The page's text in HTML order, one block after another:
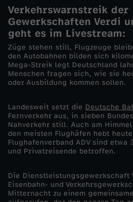
S
o
l
e
g
t
d
e
r
Verkehrswarnstreik der
Gewerkschaften Verdi
geht es im Livestream:
Züge stehen still, Flugzeuge
den Autobahnen bilden sich
Mega-Streik legt Deutschland
Menschen fragen sich, wie sie
oder Ausbildung kommen sollen.
Landesweit setzt die Deutsche
Fernverkehr aus, in sieben
Nahverkehr still. Auch am
den meisten Flughäfen hebt
Flughafenverband ADV sind etwa
und Privatreisende betroffen.
Die Dienstleistungsgewerkschaft
Eisenbahn- und
Mitternacht zu einem